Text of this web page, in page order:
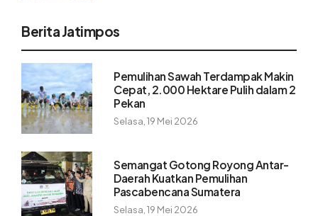
Berita Jatimpos
Pemulihan Sawah Terdampak Makin
Cepat, 2.000 Hektare Pulih dalam 2
Pekan
Selasa, 19 Mei 2026
Semangat Gotong Royong Antar-
Daerah Kuatkan Pemulihan
Pascabencana Sumatera
Selasa, 19 Mei 2026